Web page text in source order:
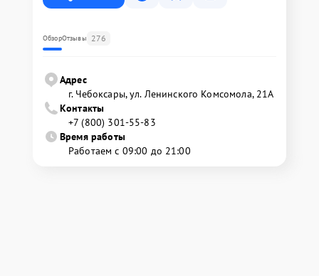
ОбзорОтзывы 276
Адрес
г. Чебоксары, ул. Ленинского Комсомола, 21А
Контакты
+7 (800) 301-55-83
Время работы
Работаем с 09:00 до 21:00